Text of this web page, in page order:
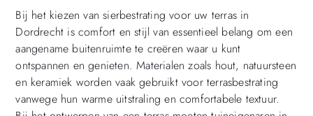
Bij het kiezen van sierbestrating voor uw terras in
Dordrecht is comfort en stijl van essentieel belang om een
aangename buitenruimte te creëren waar u kunt
ontspannen en genieten. Materialen zoals hout, natuursteen
en keramiek worden vaak gebruikt voor terrasbestrating
vanwege hun warme uitstraling en comfortabele textuur.